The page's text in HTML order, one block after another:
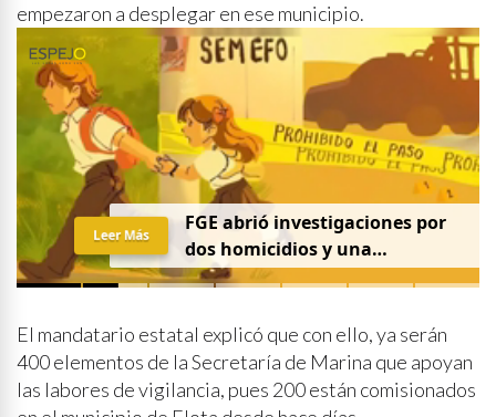
empezaron a desplegar en ese municipio.
FGE abrió investigaciones por
dos homicidios y una
desaparición el 7 de agosto
Leer Más
El mandatario estatal explicó que con ello, ya serán
400 elementos de la Secretaría de Marina que apoyan
las labores de vigilancia, pues 200 están comisionados